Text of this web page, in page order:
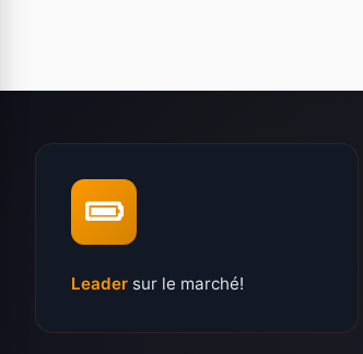
Leader sur le marché!